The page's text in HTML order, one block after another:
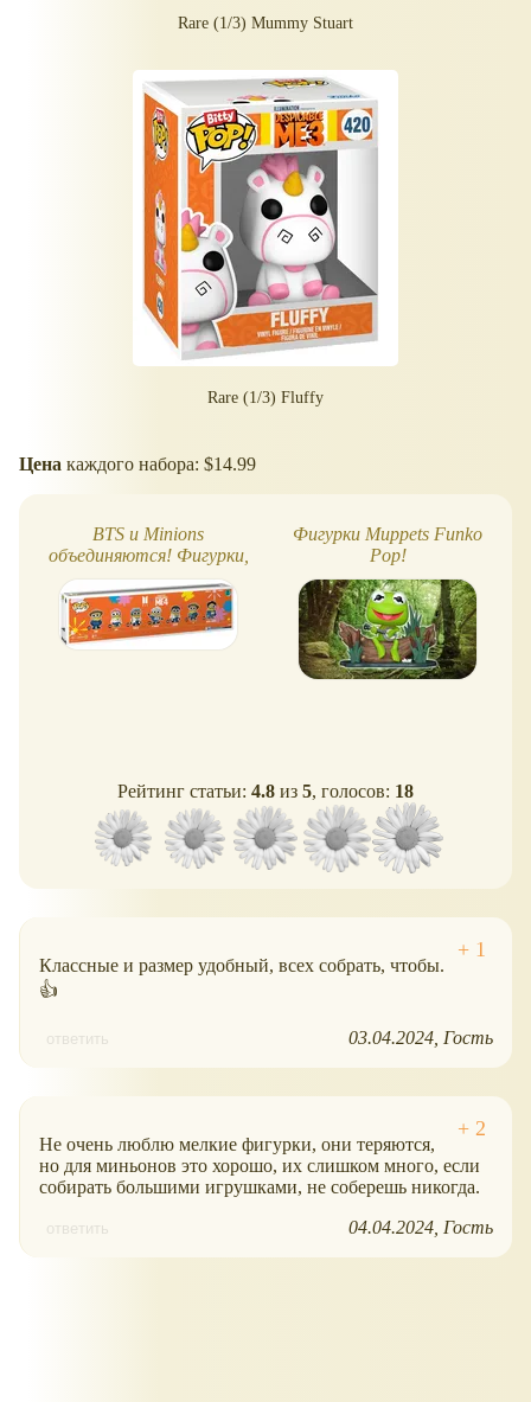
Rare (1/3) Mummy Stuart
Rare (1/3) Fluffy
Цена каждого набора: $14.99
BTS и Minions
объединяются! Фигурки,
футболки и не только
Фигурки Muppets Funko
Pop!
Рейтинг статьи: 4.8 из 5, голосов: 18
Классные и размер удобный, всех собрать, чтобы.
👍
ответить 03.04.2024 Гость
Не очень люблю мелкие фигурки, они теряются,
но для миньонов это хорошо, их слишком много, если
собирать большими игрушками, не соберешь никогда.
ответить 04.04.2024 Гость